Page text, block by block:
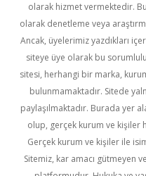
olarak hizmet vermektedir.
olarak denetleme veya
Ancak, üyelerimiz yazdıkları
siteye üye olarak bu
sitesi, herhangi bir marka,
bulunmamaktadır. Sitede
paylaşılmaktadır. Burada yer
olup, gerçek kurum ve kişiler
Gerçek kurum ve kişiler ile
Sitemiz, kar amacı gütmeyen